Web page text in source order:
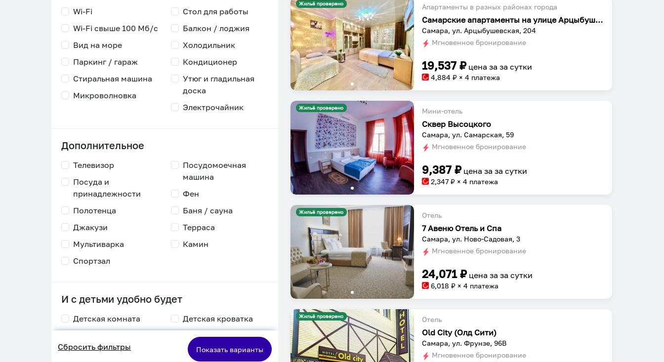
Wi-Fi
Wi-Fi свыше 100 Мб/с
Стол для работы
Балкон / лоджия
Вид на море
Паркинг / гараж
Холодильник
Кондиционер
Стиральная машина
Микроволновка
Утюг и гладильная
доска
Электрочайник
Дополнительное
Телевизор
Посуда и
принадлежности
Посудомоечная
машина
Фен
Полотенца
Джакузи
Баня / сауна
Терраса
Мультиварка
Спортзал
Камин
И с детьми удобно будет
Детская комната
кормления
Детская кроватка
Двухъярусная
кровать
Сбросить фильтры Показать варианты
Жильё проверено Апартаменты в разных районах города
Самарские апартаменты на улице Арцыбушевская
Самара, ул. Арцыбушевская, 204
Мгновенное бронирование
19,537 ₽ цена заза сутки
4,884 ₽ × 4 платежа
Жильё проверено Мини-отель
Сквер Высоцкого
Самара, ул. Самарская, 59
Мгновенное бронирование
9,387 ₽ цена заза сутки
2,347 ₽ × 4 платежа
Жильё проверено Отель
7 Авеню Отель и Спа
Самара, ул. Ново-Садовая, 3
Мгновенное бронирование
24,071₽ цена заза сутки
6,018 ₽ × 4 платежа
Жильё проверено Отель
Old City (Олд Сити)
Самара, ул. Фрунзе, 96В
Мгновенное бронирование